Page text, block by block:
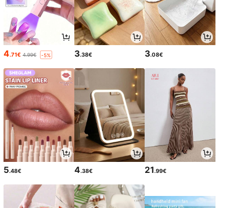
4.71€ 4.99€ -5% 3.38€ 3.08€
5.48€ 4.38€ 21.99€